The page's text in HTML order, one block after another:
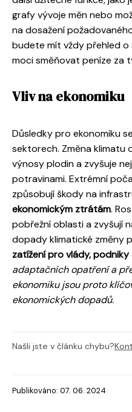
grafy vývoje měn nebo
na dosažení
budete mít vždy přehled
moci směňovat peníze za
Vliv na ekonomiku
Důsledky pro ekonomiku
sektorech. Změna klimatu
výnosy plodin a zvyšuje
potravinami. Extrémní
způsobují škody na
ekonomickým ztrátám.
pobřežní oblasti a zvyšují
dopady klimatické změny
zatížení pro vlády,
adaptačních opatření a
ekonomiku jsou proto
ekonomických dopadů.
Našli jste v článku chybu?
Publikováno: 07. 06. 2024